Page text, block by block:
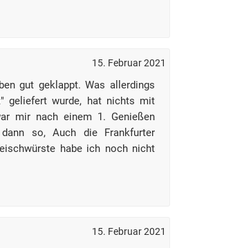
15. Februar 2021
gut geklappt. Was allerdings
geliefert wurde, hat nichts mit
mir nach einem 1. Genießen
so, Auch die Frankfurter
habe ich noch nicht
15. Februar 2021